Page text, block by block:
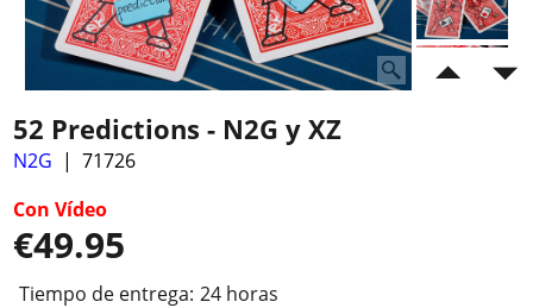
52 Predictions - N2G y XZ
N2G
71726
Con Vídeo
€49.95
Tiempo de entrega: 24 horas